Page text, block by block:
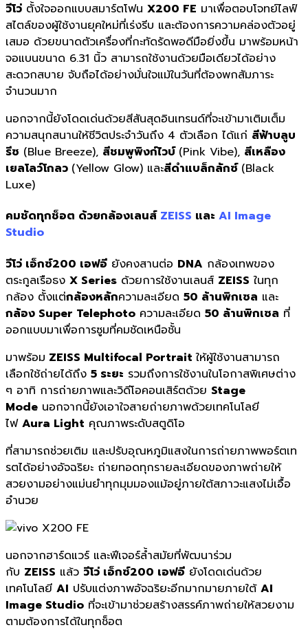
วีโว่ ตั้งใจออกแบบสมาร์ตโฟน X200 FE มาเพื่อตอบโจทย์ไลฟ์
สไตล์ของผู้ใช้งานยุคใหม่ที่เร่งรีบ และต้องการความคล่องตัวอยู่
เสมอ ด้วยขนาดตัวเครื่องที่กะทัดรัดพอดีมือยิ่งขึ้น มาพร้อมหน้า
จอแบนขนาด 6.31 นิ้ว สามารถใช้งานด้วยมือเดียวได้อย่าง
สะดวกสบาย จับถือได้อย่างมั่นใจแม้ในวันที่ต้องพกสัมภาระ
จำนวนมาก
นอกจากนี้ยังโดดเด่นด้วยสีสันสุดอินเทรนด์ที่จะเข้ามาเติมเต็ม
ความสนุกสนานให้ชีวิตประจำวันถึง 4 ตัวเลือก ได้แก่ สีฟ้าบลูบ
รีซ (Blue Breeze), สีชมพูพิงก์ไวบ์ (Pink Vibe), สีเหลือง
เยลโลว์โกลว (Yellow Glow) และสีดำแบล็กลักซ์ (Black
Luxe)
คมชัดทุกช็อต ด้วยกล้องเลนส์ ZEISS และ AI Image
Studio
วีโว่ เอ็กซ์200 เอฟอี ยังคงสานต่อ DNA กล้องเทพของ
ตระกูลเรือธง X Series ด้วยการใช้งานเลนส์ ZEISS ในทุก
กล้อง ตั้งแต่กล้องหลักความละเอียด 50 ล้านพิกเซล และ
กล้อง Super Telephoto ความละเอียด 50 ล้านพิกเซล ที่
ออกแบบมาเพื่อการซูมที่คมชัดเหนือชั้น
มาพร้อม ZEISS Multifocal Portraitให้ผู้ใช้งานสามารถ
เลือกใช้ถ่ายได้ถึง 5 ระยะ รวมถึงการใช้งานในโอกาสพิเศษต่าง
ๆ อาทิ การถ่ายภาพและวิดีโอคอนเสิร์ตด้วย Stage
Mode นอกจากนี้ยังเอาใจสายถ่ายภาพด้วยเทคโนโลยี
ไฟ Aura Light คุณภาพระดับสตูดิโอ
ที่สามารถช่วยเติม และปรับอุณหภูมิแสงในการถ่ายภาพพอร์ตเท
รตได้อย่างอัจฉริยะ ถ่ายทอดทุกรายละเอียดของภาพถ่ายให้
สวยงามอย่างแม่นยำทุกมุมมองแม้อยู่ภายใต้สภาวะแสงไม่เอื้อ
อำนวย
นอกจากฮาร์ดแวร์ และฟีเจอร์ล้ำสมัยที่พัฒนาร่วม
กับ ZEISS แล้ว วีโว่ เอ็กซ์200 เอฟอี ยังโดดเด่นด้วย
เทคโนโลยี AI ปรับแต่งภาพอัจฉริยะอีกมากมายภายใต้ AI
Image Studio ที่จะเข้ามาช่วยสร้างสรรค์ภาพถ่ายให้สวยงาม
ตามต้องการได้ในทุกช็อต